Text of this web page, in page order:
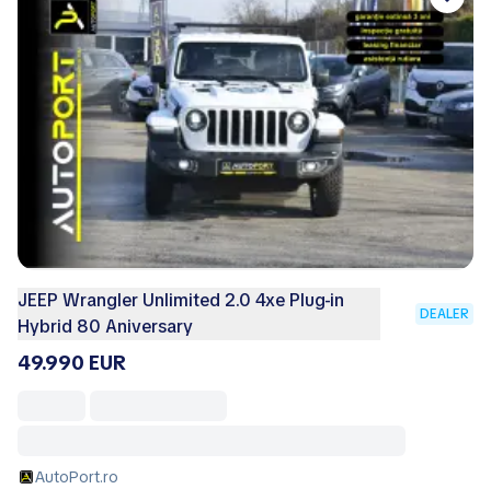
JEEP Wrangler Unlimited 2.0 4xe Plug-in
Hybrid 80 Aniversary
DEALER
49.990 EUR
AutoPort.ro